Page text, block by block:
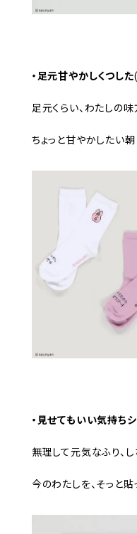
・足元甘やかしくつした
足元くらい、わたしの味
ちょっと甘やかしたい朝
・見せてもいい気持ち
無理して元気なふり、し
今のわたしを、そっと貼